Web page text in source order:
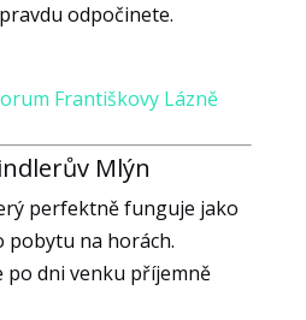
odpočinete.
Františkovy Lázně
Mlýn
perfektně funguje jako
pobytu na horách.
po dni venku příjemně